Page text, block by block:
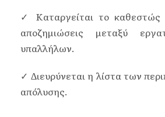
✓ Καταργείται το καθεστώς
αποζημιώσεις μεταξύ
υπαλλήλων.
✓ Διευρύνεται η λίστα των
απόλυσης.